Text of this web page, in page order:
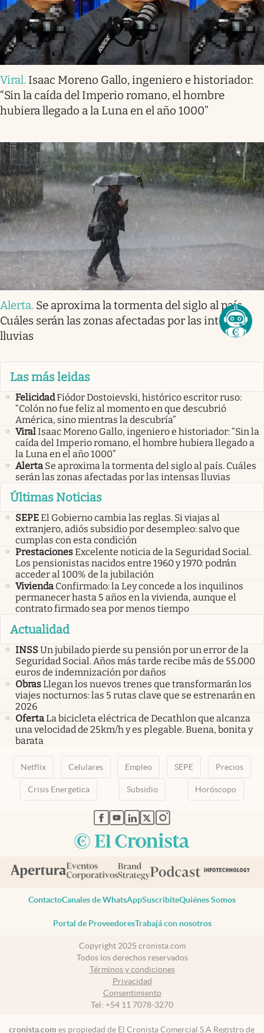
Viral. Isaac Moreno Gallo, ingeniero e historiador:
“Sin la caída del Imperio romano, el hombre
hubiera llegado a la Luna en el año 1000”
Alerta. Se aproxima la tormenta del siglo al país.
Cuáles serán las zonas afectadas por las intensas
lluvias
Las más leidas
FelicidadFiódor Dostoievski, histórico escritor ruso:
“Colón no fue feliz al momento en que descubrió
América, sino mientras la descubría”
ViralIsaac Moreno Gallo, ingeniero e historiador: “Sin la
caída del Imperio romano, el hombre hubiera llegado a
la Luna en el año 1000”
Alerta Se aproxima la tormenta del siglo al país. Cuáles
serán las zonas afectadas por las intensas lluvias
Últimas Noticias
SEPEEl Gobierno cambia las reglas. Si viajas al
extranjero, adiós subsidio por desempleo: salvo que
cumplas con esta condición
PrestacionesExcelente noticia de la Seguridad Social.
Los pensionistas nacidos entre 1960 y 1970: podrán
acceder al 100% de la jubilación
Vivienda Confirmado: la Ley concede a los inquilinos
permanecer hasta 5 años en la vivienda, aunque el
contrato firmado sea por menos tiempo
Actualidad
INSSUn jubilado pierde su pensión por un error de la
Seguridad Social. Años más tarde recibe más de 55.000
euros de indemnización por daños
ObrasLlegan los nuevos trenes que transformarán los
viajes nocturnos: las 5 rutas clave que se estrenarán en
2026
OfertaLa bicicleta eléctrica de Decathlon que alcanza
una velocidad de 25km/h y es plegable. Buena, bonita y
barata
Netflix Celulares Empleo SEPE Precios
Crisis Energetica Subsidio Horóscopo
abre en nueva pestaña
abre en nueva pestaña
abre en nueva pestaña
abre en nueva pestaña
abre en nueva pestaña
ContactoCanales de WhatsAppSuscribiteQuiénes Somos
Portal de ProveedoresTrabajá con nosotros
Copyright 2025 cronista.com
Todos los derechos reservados
Términos y condiciones
Privacidad
Consentimiento
Tel: +54 11 7078-3270
cronista.com es propiedad de El Cronista Comercial S.A Registro de